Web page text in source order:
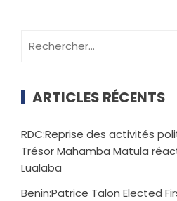
ARTICLES RÉCENTS
RDC:Reprise des activités
Trésor Mahamba Matula
Lualaba
Benin:Patrice Talon Elected